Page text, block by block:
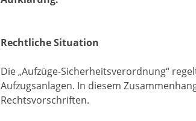
Rechtliche Situation
Die „Aufzüge-Sicherheitsverordnung“
Aufzugsanlagen. In diesem
Rechtsvorschriften.